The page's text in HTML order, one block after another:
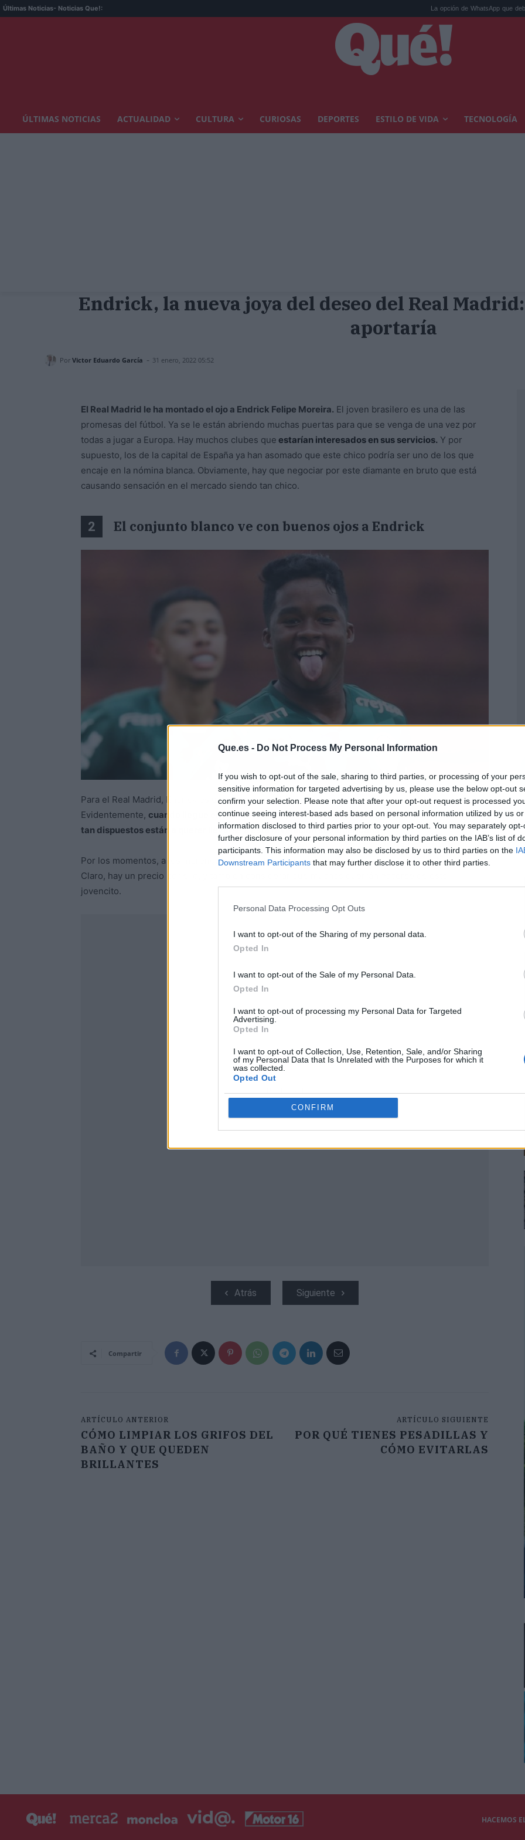
Que.es - Do Not Process My Personal Information
If you wish to opt-out of the sale, sharing to third parties, or processing of your
sensitive information for targeted advertising by us, please use the below opt-out
confirm your selection. Please note that after your opt-out request is processed
continue seeing interest-based ads based on personal information utilized by us
information disclosed to third parties prior to your opt-out. You may separately
further disclosure of your personal information by third parties on the IAB’s list of
participants. This information may also be disclosed by us to third parties on the
Downstream Participants that may further disclose it to other third parties.
Personal Data Processing Opt Outs
I want to opt-out of the Sharing of my personal data.
Opted In
I want to opt-out of the Sale of my Personal Data.
Opted In
I want to opt-out of processing my Personal Data for Targeted
Advertising.
Opted In
I want to opt-out of Collection, Use, Retention, Sale, and/or Sharing
of my Personal Data that Is Unrelated with the Purposes for which it
was collected.
Opted Out
CONFIRM
Últimas Noticias- Noticias Que!: La opción de WhatsApp que debes
ÚLTIMAS NOTICIAS ACTUALIDAD CULTURA CURIOSAS DEPORTES ESTILO DE VIDA TECNOLOGÍA
Endrick, la nueva joya del deseo del Real
aportaría
Por Victor Eduardo García - 31 enero, 2022 05:52
El Real Madrid le ha montado el ojo a Endrick Felipe Moreira. El joven brasilero es una de las
promesas del fútbol. Ya se le están abriendo muchas puertas para que se venga de una vez por
todas a jugar a Europa. Hay muchos clubes que estarían interesados en sus servicios. Y por
supuesto, los de la capital de España ya han asomado que este chico podría ser uno de los que
encaje en la nómina blanca. Obviamente, hay que negociar por este diamante en bruto que está
causando sensación en el mercado siendo tan chico.
2 El conjunto blanco ve con buenos ojos a Endrick
Para el Real Madrid, Endrick es una pieza que ellos podrían sacarle máximo provecho en su club.
Evidentemente, cuando llegue el momento de pujar con él es donde tienen que demostrar qué
tan dispuestos están a querer llevarse a esta revelación sudamericana.
Por los momentos, a los merengues les tienta este jugador para que vista la camiseta blanca.
Claro, hay un precio por ello, y también considerar que muchos querrán hacerse de este
jovencito.
Atrás Siguiente
Compartir
ARTÍCULO ANTERIOR
CÓMO LIMPIAR LOS GRIFOS DEL
BAÑO Y QUE QUEDEN
BRILLANTES
ARTÍCULO SIGUIENTE
POR QUÉ TIENES PESADILLAS Y
CÓMO EVITARLAS
HACEMOS